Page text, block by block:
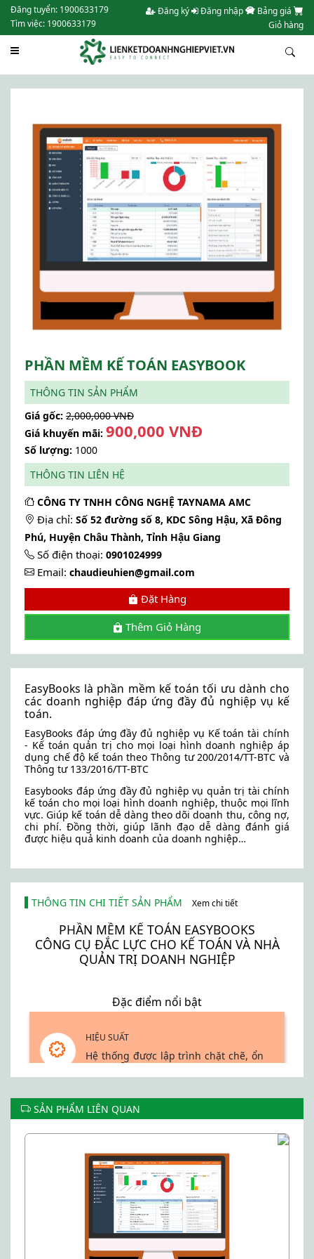
Đăng tuyển: 1900633179
Tìm việc: 1900633179
Đăng ký Đăng nhập
Bảng giá
Giỏ hàng
PHẦN MỀM KẾ TOÁN EASYBOOK
THÔNG TIN SẢN PHẨM
Giá gốc: 2,000,000 VNĐ
Giá khuyến mãi: 900,000 VNĐ
Số lượng: 1000
THÔNG TIN LIÊN HỆ
CÔNG TY TNHH CÔNG NGHỆ TAYNAMA AMC
Địa chỉ: Số 52 đường số 8, KDC Sông Hậu, Xã Đông
Phú, Huyện Châu Thành, Tỉnh Hậu Giang
Số điện thoại: 0901024999
Email: chaudieuhien@gmail.com
Đặt Hàng
Thêm Giỏ Hàng
EasyBooks là phần mềm kế toán tối ưu dành cho
các doanh nghiệp đáp ứng đầy đủ nghiệp vụ kế
toán.
EasyBooks đáp ứng đầy đủ nghiệp vụ Kế toán tài chính
- Kế toán quản trị cho mọi loại hình doanh nghiệp áp
dụng chế độ kế toán theo Thông tư 200/2014/TT-BTC và
Thông tư 133/2016/TT-BTC
Easybooks đáp ứng đầy đủ nghiệp vụ quản trị tài chính
kế toán cho mọi loại hình doanh nghiệp, thuộc mọi lĩnh
vực. Giúp kế toán dễ dàng theo dõi doanh thu, công nợ,
chi phí. Đồng thời, giúp lãnh đạo dễ dàng đánh giá
được hiệu quả kinh doanh của doanh nghiệp…
THÔNG TIN CHI TIẾT SẢN PHẨM Xem chi tiết
PHẦN MỀM KẾ TOÁN EASYBOOKS
CÔNG CỤ ĐẮC LỰC CHO KẾ TOÁN VÀ NHÀ
QUẢN TRỊ DOANH NGHIỆP
Đặc điểm nổi bật
HIỆU SUẤT
Hệ thống được lập trình chặt chẽ, ổn
định, dễ sử dụng, hoạt động nhanh,
tải về xử lý và phân tích với dữ liệu
phù hợp với mọi người dùng.
BẢO MẬT
Phần mềm đảm bảo tính bảo mật
SẢN PHẨM LIÊN QUAN